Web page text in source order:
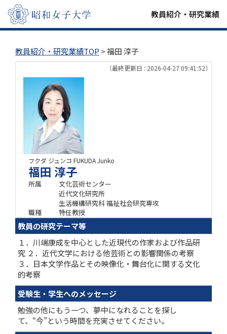
教員紹介・研究業績
教員紹介・研究業績TOP > 福田 淳子
（最終更新日 : 2026-04-27 09:41:52）
フクダ ジュンコ FUKUDA Junko
福田 淳子
所属
文化芸術センター
近代文化研究所
生活機構研究科 福祉社会研究専攻
職種
特任教授
教員の研究テーマ等
１．川端康成を中心とした近現代の作家および作品研
究 ２．近代文学における他芸術との影響関係の考察
３．日本文学作品とその映像化・舞台化に関する文化
的考察
受験生・学生へのメッセージ
勉強の他にもう一つ、夢中になれることを探し
て、“今”という時間を充実させてください。